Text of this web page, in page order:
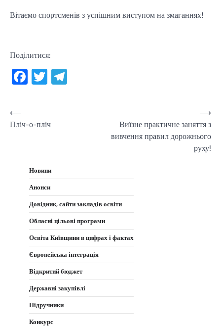
Вітаємо спортсменів з успішним виступом на змаганнях!
Поділитися:
Facebook
Twitter
Навігація
записів
⟵
Пліч-о-пліч
Виїзне практичне заняття з
вивчення правил дорожнього
руху!
⟶
Новини
Анонси
Довідник, сайти закладів освіти
Обласні цільові програми
Освіта Київщини в цифрах і фактах
Європейська інтеграція
Відкритий бюджет
Державні закупівлі
Підручники
Конкурс